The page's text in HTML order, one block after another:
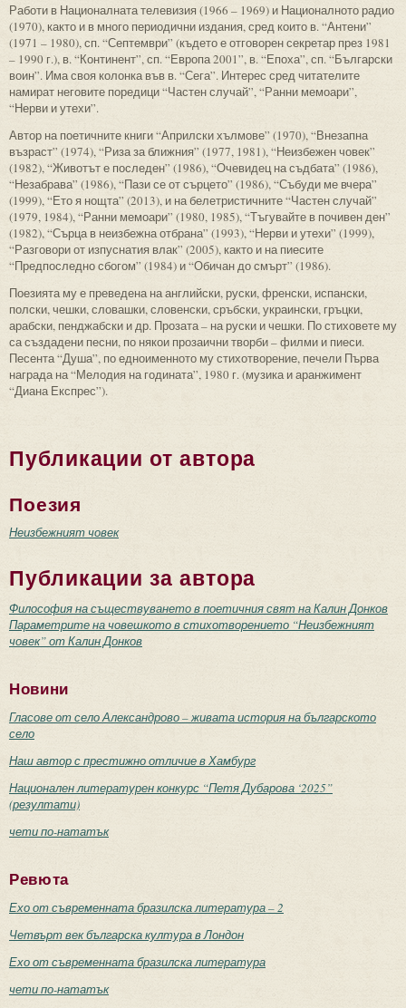
Работи в Националната телевизия (1966 – 1969) и Националното радио
(1970), както и в много периодични издания, сред които в. “Антени”
(1971 – 1980), сп. “Септември” (където е отговорен секретар през 1981
– 1990 г.), в. “Континент”, сп. “Европа 2001”, в. “Епоха”, сп. “Български
воин”. Има своя колонка във в. “Сега”. Интерес сред читателите
намират неговите поредици “Частен случай”, “Ранни мемоари”,
“Нерви и утехи”.
Автор на поетичните книги “Априлски хълмове” (1970), “Внезапна
възраст” (1974), “Риза за ближния” (1977, 1981), “Неизбежен човек”
(1982), “Животът е последен” (1986), “Очевидец на съдбата” (1986),
“Незабрава” (1986), “Пази се от сърцето” (1986), “Събуди ме вчера”
(1999), “Ето я нощта” (2013), и на белетристичните “Частен случай”
(1979, 1984), “Ранни мемоари” (1980, 1985), “Тъгувайте в почивен ден”
(1982), “Сърца в неизбежна отбрана” (1993), “Нерви и утехи” (1999),
“Разговори от изпуснатия влак” (2005), както и на пиесите
“Предпоследно сбогом” (1984) и “Обичан до смърт” (1986).
Поезията му е преведена на английски, руски, френски, испански,
полски, чешки, словашки, словенски, сръбски, украински, гръцки,
арабски, пенджабски и др. Прозата – на руски и чешки. По стиховете му
са създадени песни, по някои прозаични творби – филми и пиеси.
Песента “Душа”, по едноименното му стихотворение, печели Първа
награда на “Мелодия на годината”, 1980 г. (музика и аранжимент
“Диана Експрес”).
Публикации от автора
Поезия
Неизбежният човек
Публикации за автора
Философия на съществуването в поетичния свят на Калин Донков
Параметрите на човешкото в стихотворението “Неизбежният
човек” от Калин Донков
Новини
Гласове от село Александрово – живата история на българското
село
Наш автор с престижно отличие в Хамбург
Национален литературен конкурс “Петя Дубарова ‘2025”
(резултати)
чети по-нататък
Ревюта
Ехо от съвременната бразилска литература – 2
Четвърт век българска култура в Лондон
Ехо от съвременната бразилска литература
чети по-нататък